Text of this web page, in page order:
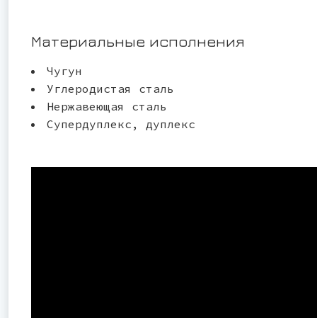
Материальные исполнения
Чугун
Углеродистая сталь
Нержавеющая сталь
Супердуплекс, дуплекс